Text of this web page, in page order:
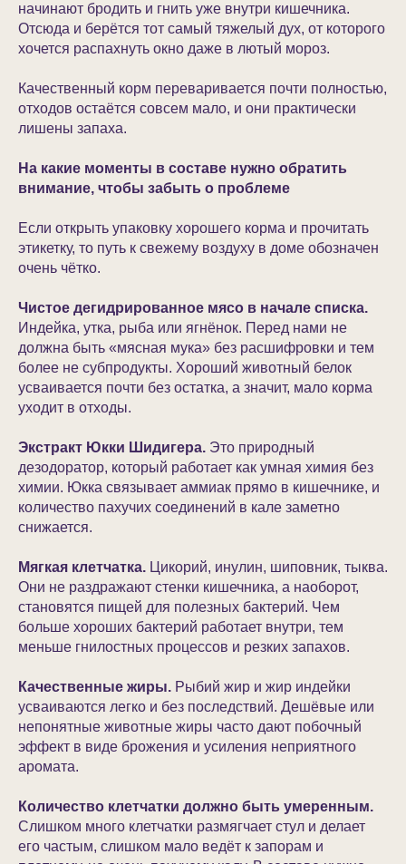
начинают бродить и гнить уже внутри кишечника.
Отсюда и берётся тот самый тяжелый дух, от которого
хочется распахнуть окно даже в лютый мороз.
Качественный корм переваривается почти полностью,
отходов остаётся совсем мало, и они практически
лишены запаха.
На какие моменты в составе нужно обратить
внимание, чтобы забыть о проблеме
Если открыть упаковку хорошего корма и прочитать
этикетку, то путь к свежему воздуху в доме обозначен
очень чётко.
Чистое дегидрированное мясо в начале списка.
Индейка, утка, рыба или ягнёнок. Перед нами не
должна быть «мясная мука» без расшифровки и тем
более не субпродукты. Хороший животный белок
усваивается почти без остатка, а значит, мало корма
уходит в отходы.
Экстракт Юкки Шидигера. Это природный
дезодоратор, который работает как умная химия без
химии. Юкка связывает аммиак прямо в кишечнике, и
количество пахучих соединений в кале заметно
снижается.
Мягкая клетчатка. Цикорий, инулин, шиповник, тыква.
Они не раздражают стенки кишечника, а наоборот,
становятся пищей для полезных бактерий. Чем
больше хороших бактерий работает внутри, тем
меньше гнилостных процессов и резких запахов.
Качественные жиры. Рыбий жир и жир индейки
усваиваются легко и без последствий. Дешёвые или
непонятные животные жиры часто дают побочный
эффект в виде брожения и усиления неприятного
аромата.
Количество клетчатки должно быть умеренным.
Слишком много клетчатки размягчает стул и делает
его частым, слишком мало ведёт к запорам и